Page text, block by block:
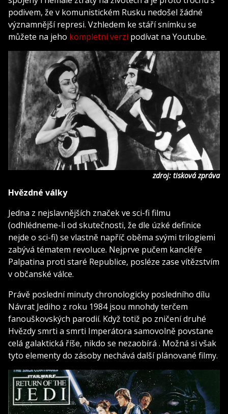
podivem, že v komunistickém Rusku nedošel žádné
významnější represi. Vzhledem ke stáří snímku se
můžete na jeho kompletní verzi podívat na Youtube.
zdroj: tisková zpráva
Hvězdné války
Jedna z nejslavnějších značek ve sci-fi filmu
(odhlédneme-li od skutečnosti, že dle úzké definice
nejde o sci-fi) se vlastně napříč oběma svými trilogiemi
zabývá tématem revoluce. Nejprve pučem kancléře
Palpatina proti staré Republice, posléze zase vítězstvím
v občanské válce.
Právě poslední minuty chronologicky posledního dílu
Návrat Jediho z roku 1984 jsou mnohdy terčem
fanouškovských parodií. Když totiž po zničení druhé
Hvězdy smrti a smrti Imperátora samovolně povstane
celá galaktická říše, nikdo se nezaobírá . Možná si však
tyto elementy do zásoby nechává další plánované filmy.